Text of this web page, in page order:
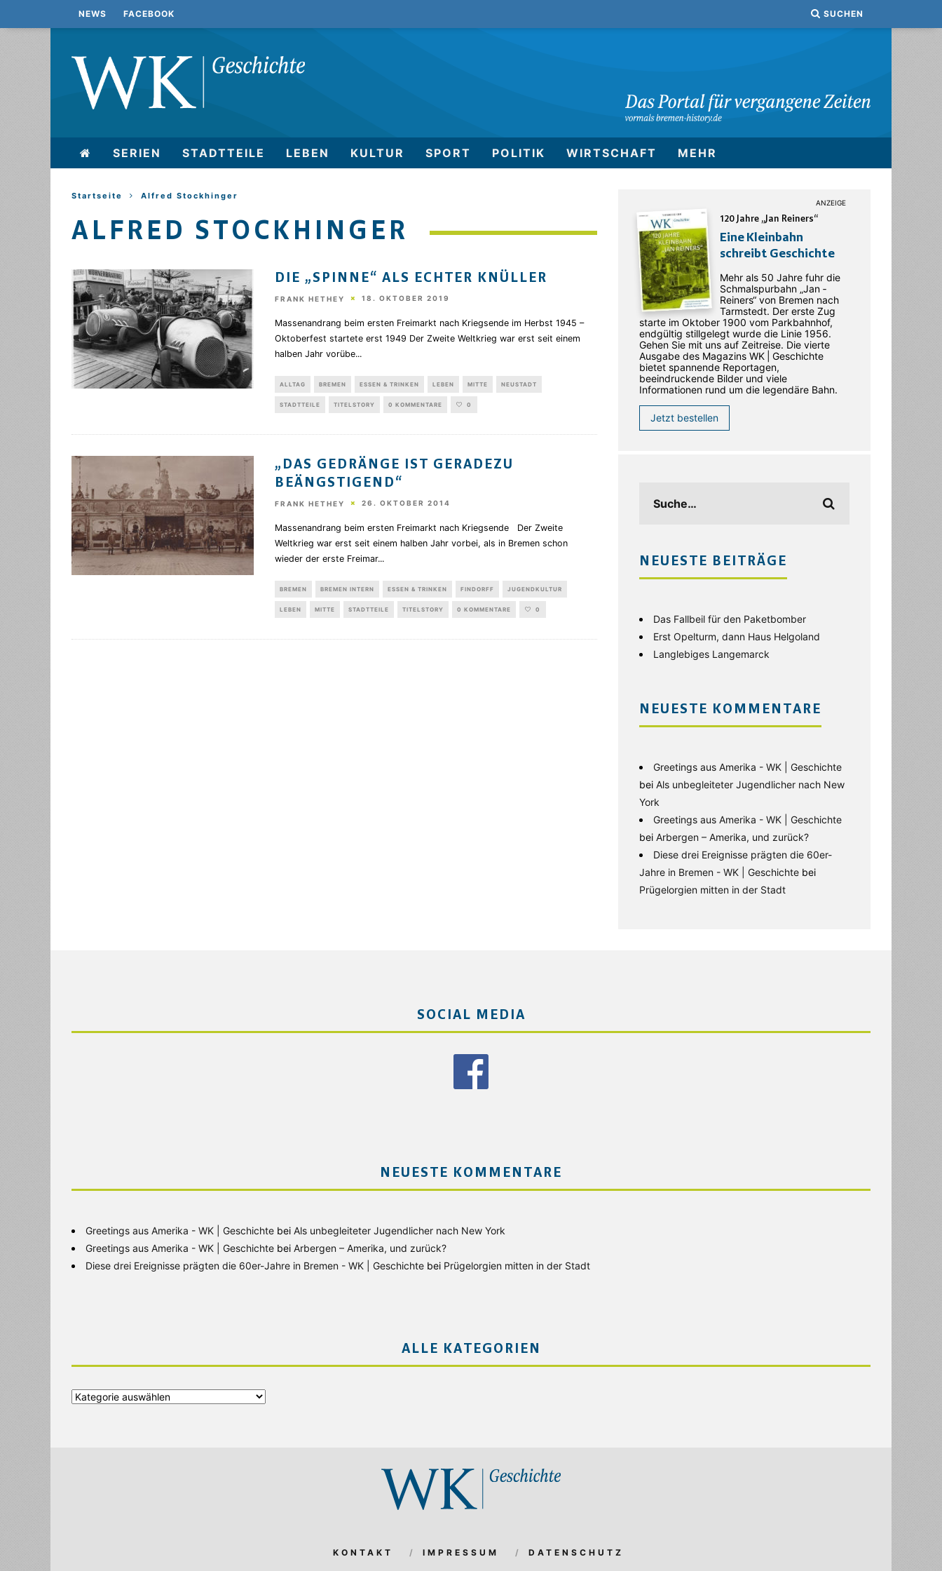
NEWS FACEBOOK SUCHEN
SERIEN STADTTEILE LEBEN KULTUR SPORT POLITIK WIRTSCHAFT MEHR
Startseite Alfred Stockhinger
ALFRED STOCKHINGER
DIE „SPINNE“ ALS ECHTER KNÜLLER
FRANK HETHEY 18. OKTOBER 2019
Massenandrang beim ersten Freimarkt nach Kriegsende im Herbst 1945 –
Oktoberfest startete erst 1949 Der Zweite Weltkrieg war erst seit einem
halben Jahr vorübe...
ALLTAG BREMEN ESSEN & TRINKEN LEBEN MITTE NEUSTADT
STADTTEILE TITELSTORY 0 KOMMENTARE 0
„DAS GEDRÄNGE IST GERADEZU
BEÄNGSTIGEND“
FRANK HETHEY 26. OKTOBER 2014
Massenandrang beim ersten Freimarkt nach Kriegsende Der Zweite
Weltkrieg war erst seit einem halben Jahr vorbei, als in Bremen schon
wieder der erste Freimar...
BREMEN BREMEN INTERN ESSEN & TRINKEN FINDORFF JUGENDKULTUR
LEBEN MITTE STADTTEILE TITELSTORY 0 KOMMENTARE 0
120 Jahre „Jan Reiners“
Eine Kleinbahn
schreibt Geschichte
Mehr als 50 Jahre fuhr die
Schmalspurbahn „Jan ­
Reiners“ von Bremen nach
Tarmstedt. Der erste Zug
starte im Oktober 1900 vom Parkbahnhof,
endgültig stillgelegt wurde die Linie 1956.
Gehen Sie mit uns auf Zeitreise. Die vierte
Ausgabe des ­Magazins WK | Geschichte
bietet spannende Reportagen,
beeindruckende Bilder und viele
Informationen rund um die legendäre Bahn.
Jetzt bestellen
NEUESTE BEITRÄGE
Das Fallbeil für den Paketbomber
Erst Opelturm, dann Haus Helgoland
Langlebiges Langemarck
NEUESTE KOMMENTARE
Greetings aus Amerika - WK | Geschichte
bei Als unbegleiteter Jugendlicher nach New
York
Greetings aus Amerika - WK | Geschichte
bei Arbergen – Amerika, und zurück?
Diese drei Ereignisse prägten die 60er-
Jahre in Bremen - WK | Geschichte bei
Prügelorgien mitten in der Stadt
SOCIAL MEDIA
NEUESTE KOMMENTARE
Greetings aus Amerika - WK | Geschichte bei Als unbegleiteter Jugendlicher nach New York
Greetings aus Amerika - WK | Geschichte bei Arbergen – Amerika, und zurück?
Diese drei Ereignisse prägten die 60er-Jahre in Bremen - WK | Geschichte bei Prügelorgien mitten in der Stadt
ALLE KATEGORIEN
Alle
KONTAKT IMPRESSUM DATENSCHUTZ